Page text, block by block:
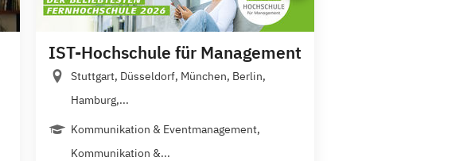
IST-Hochschule für Management
Stuttgart, Düsseldorf, München, Berlin,
Hamburg,...
Kommunikation & Eventmanagement,
Kommunikation &...